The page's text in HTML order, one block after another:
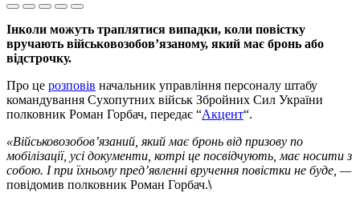
Інколи можуть траплятися випадки, коли повістку
вручають військовозобов’язаному, який має бронь або
відстрочку.
Про це розповів начальник управління персоналу штабу
командування Сухопутних військ Збройних Сил України
полковник Роман Горбач, передає “Акцент“.
«Військовозобов’язаний, який має бронь від призову по
мобілізації, усі документи, котрі це посвідчують, має носити з
собою. І при їхньому пред’явленні вручення повістки не буде, —
повідомив полковник Роман Горбач.\